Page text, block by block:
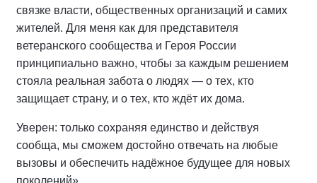
связке власти, общественных организаций и самих
жителей. Для меня как для представителя
ветеранского сообщества и Героя России
принципиально важно, чтобы за каждым решением
стояла реальная забота о людях — о тех, кто
защищает страну, и о тех, кто ждёт их дома.
Уверен: только сохраняя единство и действуя
сообща, мы сможем достойно отвечать на любые
вызовы и обеспечить надёжное будущее для новых